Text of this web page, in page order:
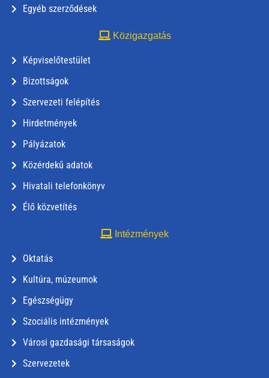
Egyéb szerződések
Közigazgatás
Képviselőtestület
Bizottságok
Szervezeti felépítés
Hirdetmények
Pályázatok
Közérdekű adatok
Hivatali telefonkönyv
Élő közvetítés
Intézmények
Oktatás
Kultúra, múzeumok
Egészségügy
Szociális intézmények
Városi gazdasági társaságok
Szervezetek